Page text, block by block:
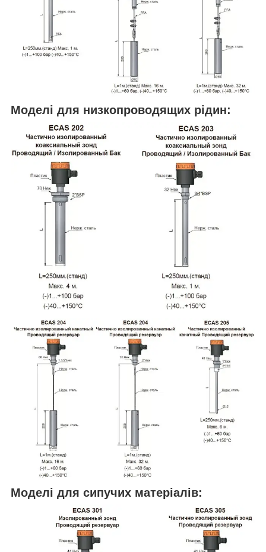
Моделі для низкопроводящих рідин:
Моделі для сипучих матеріалів: